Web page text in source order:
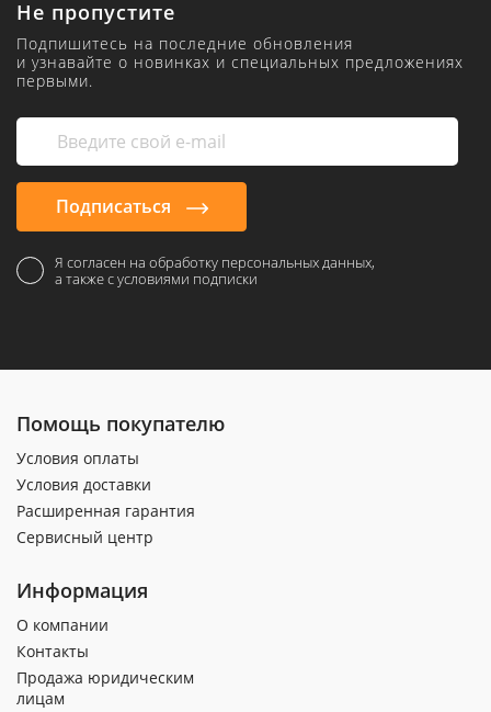
Не пропустите
Подпишитесь на последние обновления
и узнавайте о новинках и специальных предложениях
первыми.
Подписаться
Я согласен на обработку персональных данных,
а также с условиями подписки
Помощь покупателю
Условия оплаты
Условия доставки
Расширенная гарантия
Сервисный центр
Информация
О компании
Контакты
Продажа юридическим
лицам